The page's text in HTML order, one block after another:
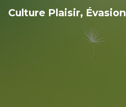
Culture Plaisir, Évasion